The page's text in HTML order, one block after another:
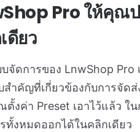
Pro ให้คุณ
ดียว
จัดการของ LnwShop Pro
ำคัญที่เกี่ยวข้องกับการจัดส่
ตั้งค่า Preset เอาไว้แล้ว ใ
ทั้งหมดออกได้ในคลิกเดียว